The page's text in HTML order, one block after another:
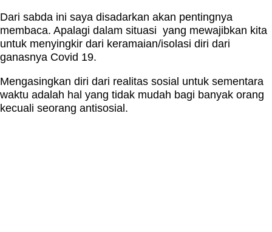
Dari sabda ini saya disadarkan akan pentingnya
membaca. Apalagi dalam situasi yang mewajibkan kita
untuk menyingkir dari keramaian/isolasi diri dari
ganasnya Covid 19.
Mengasingkan diri dari realitas sosial untuk sementara
waktu adalah hal yang tidak mudah bagi banyak orang
kecuali seorang antisosial.